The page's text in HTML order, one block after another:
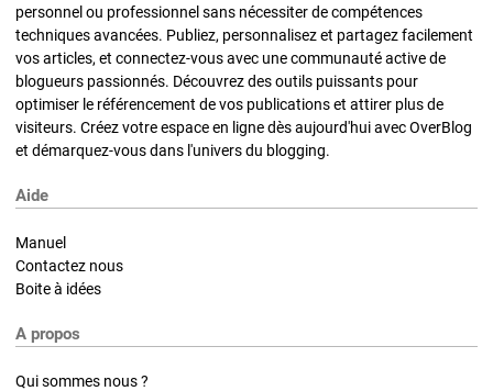
personnel ou professionnel sans nécessiter de compétences
techniques avancées. Publiez, personnalisez et partagez facilement
vos articles, et connectez-vous avec une communauté active de
blogueurs passionnés. Découvrez des outils puissants pour
optimiser le référencement de vos publications et attirer plus de
visiteurs. Créez votre espace en ligne dès aujourd'hui avec OverBlog
et démarquez-vous dans l'univers du blogging.
Aide
Manuel
Contactez nous
Boite à idées
A propos
Qui sommes nous ?